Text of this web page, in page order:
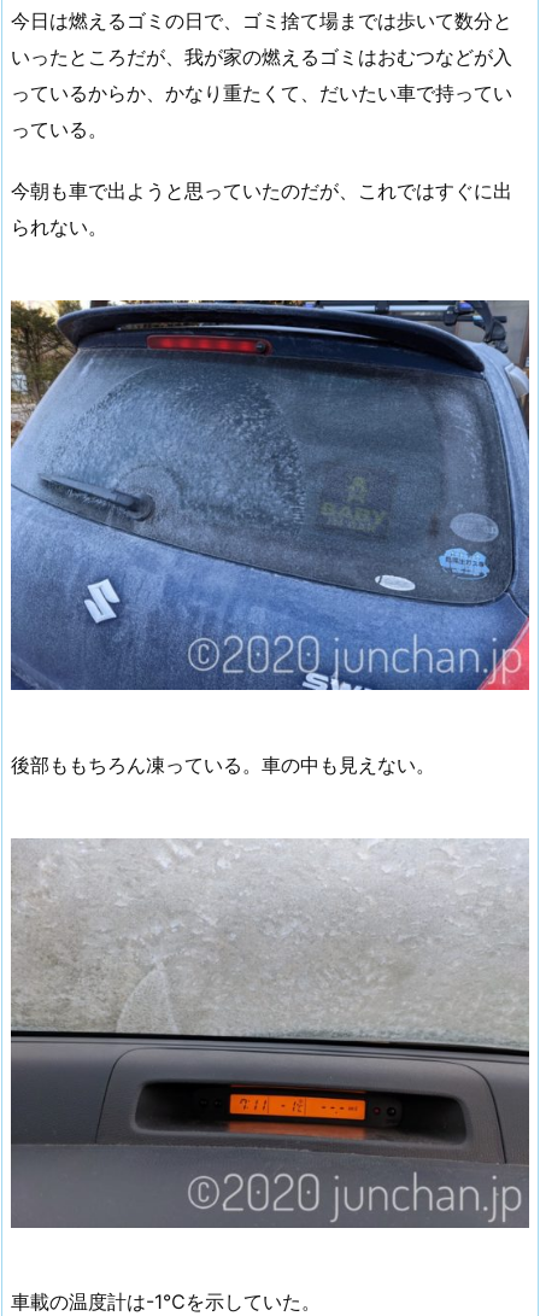
今日は燃えるゴミの日で、ゴミ捨て場までは歩いて数分と
いったところだが、我が家の燃えるゴミはおむつなどが入
っているからか、かなり重たくて、だいたい車で持ってい
っている。
今朝も車で出ようと思っていたのだが、これではすぐに出
られない。
後部ももちろん凍っている。車の中も見えない。
車載の温度計は-1℃を示していた。